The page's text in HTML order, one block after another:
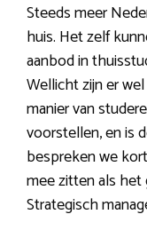
Steeds meer
huis. Het zelf
aanbod in
Wellicht zijn er
manier van
voorstellen, en is
bespreken we
mee zitten als
Strategisch